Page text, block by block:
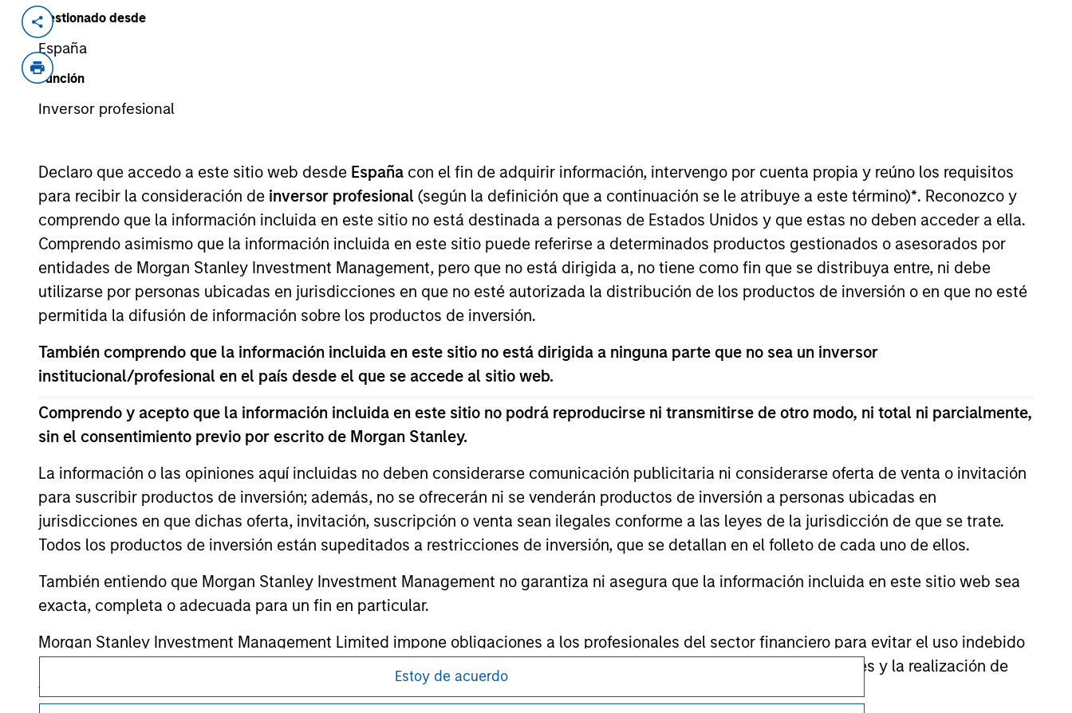
Gestionado desde
España
Función
Inversor profesional
Declaro que accedo a este sitio web desde España con el fin de adquirir información, intervengo por cuenta propia y reúno los requisitos
para recibir la consideración de inversor profesional (según la definición que a continuación se le atribuye a este término)*. Reconozco y
comprendo que la información incluida en este sitio no está destinada a personas de Estados Unidos y que estas no deben acceder a ella.
Comprendo asimismo que la información incluida en este sitio puede referirse a determinados productos gestionados o asesorados por
entidades de Morgan Stanley Investment Management, pero que no está dirigida a, no tiene como fin que se distribuya entre, ni debe
utilizarse por personas ubicadas en jurisdicciones en que no esté autorizada la distribución de los productos de inversión o en que no esté
permitida la difusión de información sobre los productos de inversión.
También comprendo que la información incluida en este sitio no está dirigida a ninguna parte que no sea un inversor
institucional/profesional en el país desde el que se accede al sitio web.
Comprendo y acepto que la información incluida en este sitio no podrá reproducirse ni transmitirse de otro modo, ni total ni parcialmente,
sin el consentimiento previo por escrito de Morgan Stanley.
La información o las opiniones aquí incluidas no deben considerarse comunicación publicitaria ni considerarse oferta de venta o invitación
para suscribir productos de inversión; además, no se ofrecerán ni se venderán productos de inversión a personas ubicadas en
jurisdicciones en que dichas oferta, invitación, suscripción o venta sean ilegales conforme a las leyes de la jurisdicción de que se trate.
Todos los productos de inversión están supeditados a restricciones de inversión, que se detallan en el folleto de cada uno de ellos.
También entiendo que Morgan Stanley Investment Management no garantiza ni asegura que la información incluida en este sitio web sea
exacta, completa o adecuada para un fin en particular.
Morgan Stanley Investment Management Limited impone obligaciones a los profesionales del sector financiero para evitar el uso indebido
de fondos de inversión para el blanqueo de capitales, incluidos procedimientos para la identificación de suscriptores y la realización de
verificaciones y otras comprobaciones de seguridad pertinentes.
Estoy de acuerdo
catheters and other cardiac/vascular accessories. SMT is run by a professional
Medtronic, GE Healthcare and Johnson & Johnson.
View Current Employment Opportunities
View Site
As of July 25, 2025. The above is provided for informational and educational purposes only. There is no guarantee that the investment mentioned
resulted in positive performance (for realized holdings), or will perform well in the future (for current holdings). The trademarks and service marks
above are the property of their respective owners. The information on this website has not been authorized, sponsored, or otherwise approved by
only as a convenience and the inclusion of any hyperlink is not and does not imply any endorsement, approval, investigation, verification or
monitoring by us of any information contained in any hyperlinked site. In no event shall we be responsible for the information contained on the site
or your use of such site.
Morgan Stanley
Morgan Stanley Careers
Es importante que los usuarios lean las Condiciones de uso antes de proceder, ya que explican ciertas Your Privacy Choices